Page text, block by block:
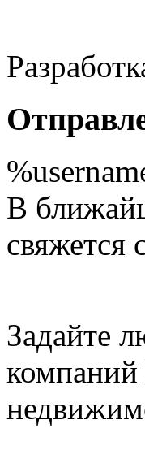
В
свяжется
Задайте